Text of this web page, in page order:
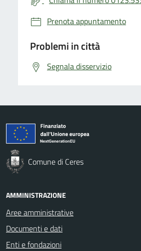
Prenota appuntamento
Problemi in città
Segnala disservizio
Comune di Ceres
AMMINISTRAZIONE
Aree amministrative
Documenti e dati
Enti e fondazioni